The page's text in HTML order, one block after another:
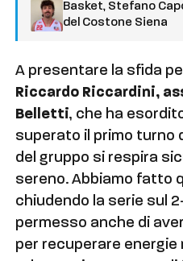
Basket, Stefano
del Costone Siena
A presentare la sfida
Riccardo Riccardini,
Belletti, che ha
superato il primo turno
del gruppo si respira
sereno. Abbiamo fatto
chiudendo la serie sul
permesso anche di
per recuperare